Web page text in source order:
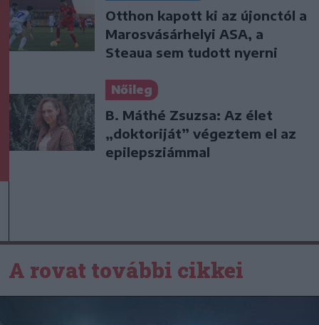
Otthon kapott ki az újonctól a
Marosvásárhelyi ASA, a
Steaua sem tudott nyerni
Nőileg
B. Máthé Zsuzsa: Az élet
„doktoriját” végeztem el az
epilepsziámmal
A rovat további cikkei